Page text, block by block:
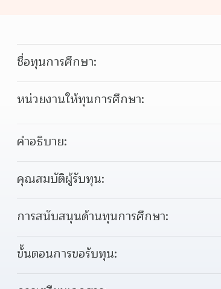
ชื่อทุนการศึกษา:
หน่วยงานให้ทุนการศึกษา:
คำอธิบาย:
คุณสมบัติผู้รับทุน:
การสนับสนุนด้านทุนการศึกษา:
ขั้นตอนการขอรับทุน: